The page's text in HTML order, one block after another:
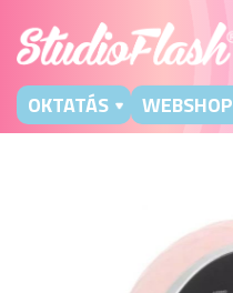
OKTATÁS WEBSHOP